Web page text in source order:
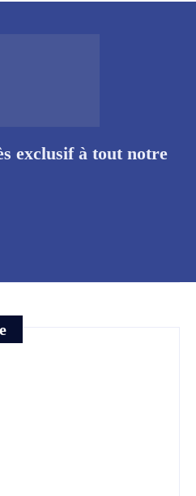
exclusif à tout notre